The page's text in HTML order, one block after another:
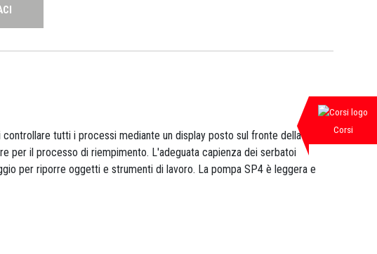
tutti i processi mediante un display posto sul fronte della
per il processo di riempimento. L'adeguata capienza dei serbatoi
per riporre oggetti e strumenti di lavoro. La pompa SP4 è leggera e
Corsi